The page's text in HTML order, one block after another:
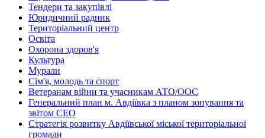
Тендери та закупівлі
Юридичний радник
Територіальний центр
Освіта
Охорона здоров'я
Культура
Мурали
Сім'я, молодь та спорт
Ветеранам війни та учасникам АТО/ООС
Генеральний план м. Авдіївка з планом зонування та
звітом СЕО
Стратегія розвитку Авдіївської міської територіальної
громади